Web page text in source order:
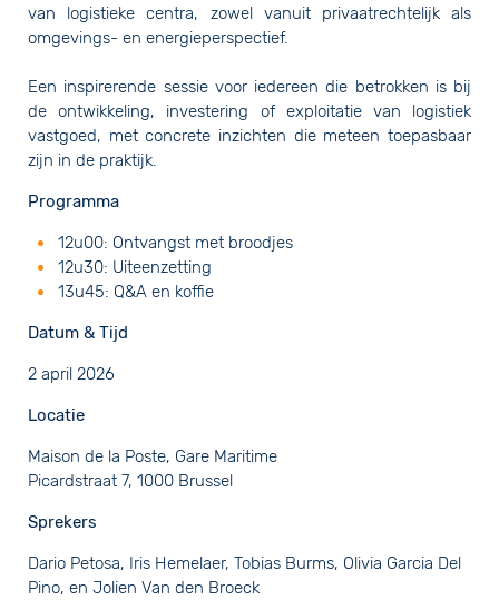
van logistieke centra, zowel vanuit privaatrechtelijk als
omgevings- en energieperspectief.
Een inspirerende sessie voor iedereen die betrokken is bij
de ontwikkeling, investering of exploitatie van logistiek
vastgoed, met concrete inzichten die meteen toepasbaar
zijn in de praktijk.
Programma
12u00: Ontvangst met broodjes
12u30: Uiteenzetting
​13u45: Q&A en koffie
Datum & Tijd
2 april 2026
Locatie
Maison de la Poste, Gare Maritime
​Picardstraat 7, 1000 Brussel
Sprekers
Dario Petosa, Iris Hemelaer, Tobias Burms, Olivia Garcia Del
Pino, en Jolien Van den Broeck